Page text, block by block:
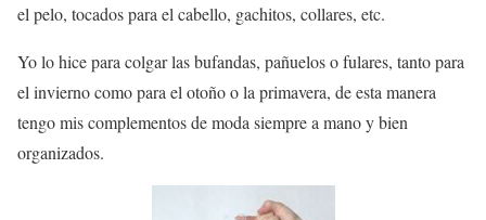
el pelo, tocados para el cabello, gachitos, collares, etc.
Yo lo hice para colgar las bufandas, pañuelos o fulares, tanto para
el invierno como para el otoño o la primavera, de esta manera
tengo mis complementos de moda siempre a mano y bien
organizados.